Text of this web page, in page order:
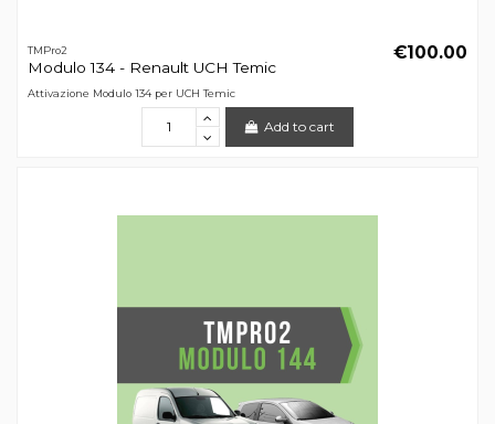
TMPro2
Modulo 134 - Renault UCH Temic
€100.00
Attivazione Modulo 134 per UCH Temic
Add to cart